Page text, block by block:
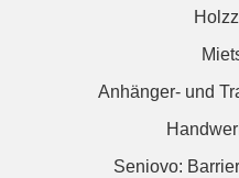
Anhänger- und
Seniovo: